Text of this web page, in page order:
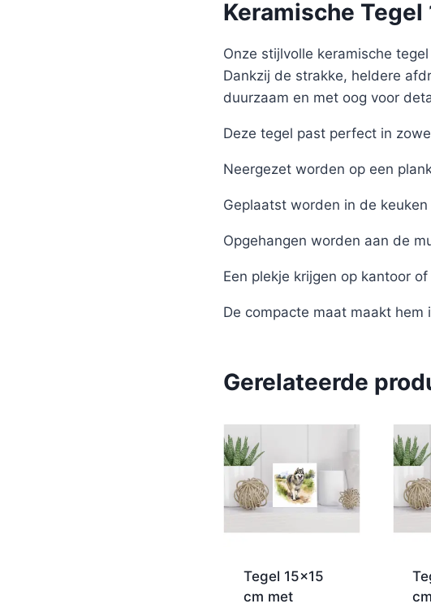
Keramische
Onze stijlvolle keramische
Dankzij de strakke, heldere
duurzaam en met oog voor
Deze tegel past perfect in
Neergezet worden op een
Geplaatst worden in de keuken
Opgehangen worden aan de
Een plekje krijgen op kantoor
De compacte maat maakt
Gerelateerde
Tegel 15×15
cm met